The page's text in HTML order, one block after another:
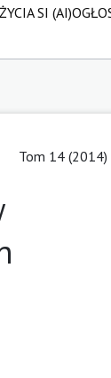
SI (AI)
Tom 14 (2014)